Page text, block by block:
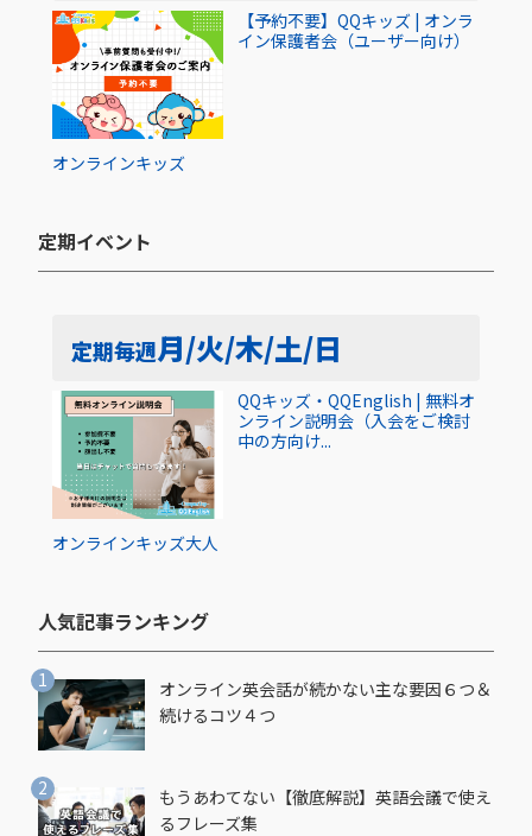
オンラインキッズ
【予約不要】QQキッズ | オンラ
イン保護者会（ユーザー向け）
定期イベント​
定期毎週月/火/木/土/日
オンラインキッズ大人
QQキッズ・QQEnglish | 無料オ
ンライン説明会（入会をご検討
中の方向け...
人気記事ランキング​
オンライン英会話が続かない主な要因６つ＆
続けるコツ４つ
もうあわてない【徹底解説】英語会議で使え
るフレーズ集